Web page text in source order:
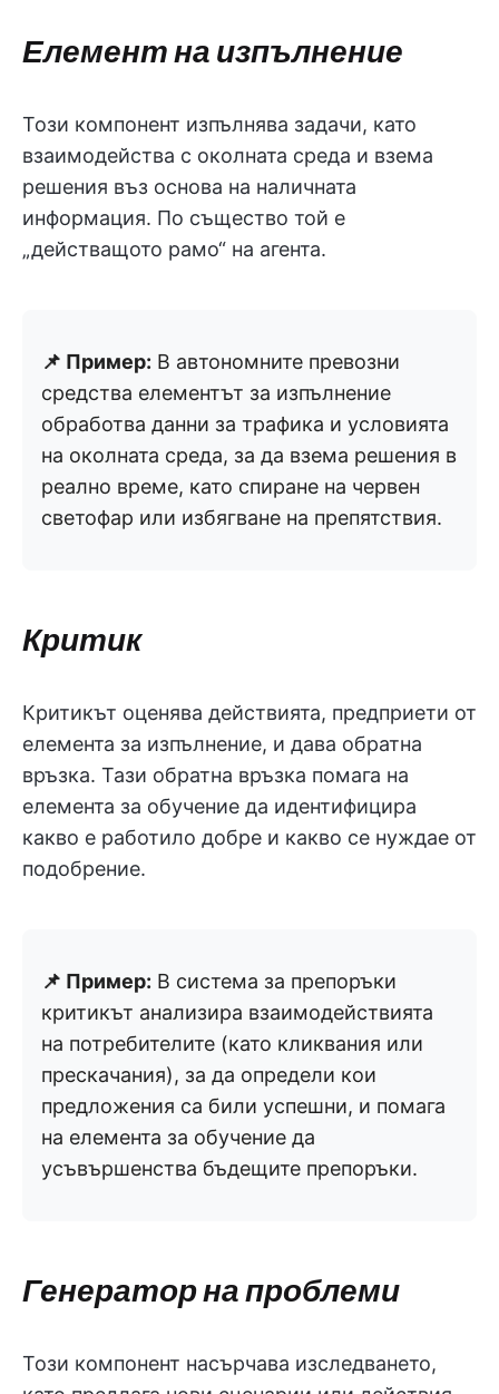
Елемент на изпълнение
Този компонент изпълнява задачи, като
взаимодейства с околната среда и взема
решения въз основа на наличната
информация. По същество той е
„действащото рамо“ на агента.
📌 Пример: В автономните превозни
средства елементът за изпълнение
обработва данни за трафика и условията
на околната среда, за да взема решения в
реално време, като спиране на червен
светофар или избягване на препятствия.
Критик
Критикът оценява действията, предприети от
елемента за изпълнение, и дава обратна
връзка. Тази обратна връзка помага на
елемента за обучение да идентифицира
какво е работило добре и какво се нуждае от
подобрение.
📌 Пример: В система за препоръки
критикът анализира взаимодействията
на потребителите (като кликвания или
прескачания), за да определи кои
предложения са били успешни, и помага
на елемента за обучение да
усъвършенства бъдещите препоръки.
Генератор на проблеми
Този компонент насърчава изследването,